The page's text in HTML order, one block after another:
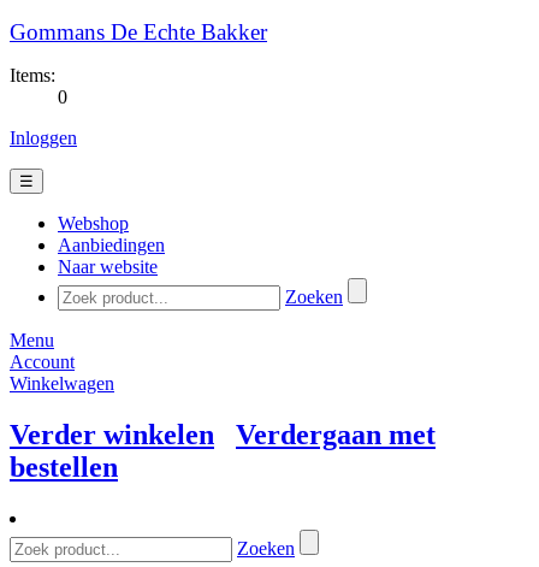
Gommans De Echte Bakker
Items:
0
Inloggen
☰
Webshop
Aanbiedingen
Naar website
Zoeken
Menu
Account
Winkelwagen
Verder winkelen
Verdergaan met
bestellen
Zoeken